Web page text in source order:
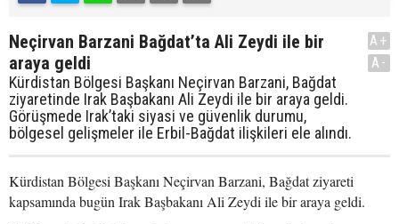
Neçirvan Barzani Bağdat’ta Ali Zeydi ile bir
araya geldi
Kürdistan Bölgesi Başkanı Neçirvan Barzani, Bağdat
ziyaretinde Irak Başbakanı Ali Zeydi ile bir araya geldi.
Görüşmede Irak’taki siyasi ve güvenlik durumu,
bölgesel gelişmeler ile Erbil-Bağdat ilişkileri ele alındı.
A+
A-
Kürdistan Bölgesi Başkanı Neçirvan Barzani, Bağdat ziyareti
kapsamında bugün Irak Başbakanı Ali Zeydi ile bir araya geldi.